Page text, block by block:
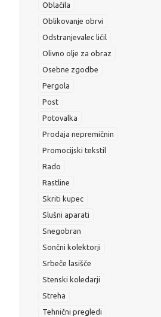
Oblačila
Oblikovanje obrvi
Odstranjevalec ličil
Olivno olje za obraz
Osebne zgodbe
Pergola
Post
Potovalka
Prodaja nepremičnin
Promocijski tekstil
Rado
Rastline
Skriti kupec
Slušni aparati
Snegobran
Sončni kolektorji
Srbeče lasišče
Stenski koledarji
Streha
Tehnični pregledi